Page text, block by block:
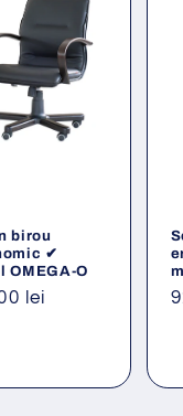
birou
✔
OMEGA-O
lei